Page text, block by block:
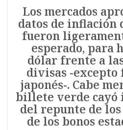
Los mercados
datos de inflación
fueron
esperado, para
dólar frente a
divisas -
japonés-. Cabe
billete verde cayó
del repunte de
de los bonos